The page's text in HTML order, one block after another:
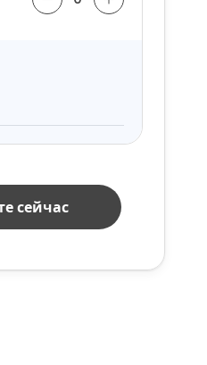
сейчас